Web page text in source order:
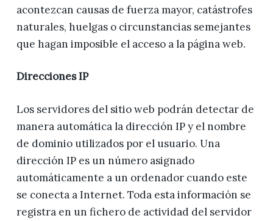
acontezcan causas de fuerza mayor, catástrofes
naturales, huelgas o circunstancias semejantes
que hagan imposible el acceso a la página web.
Direcciones IP
Los servidores del sitio web podrán detectar de
manera automática la dirección IP y el nombre
de dominio utilizados por el usuario. Una
dirección IP es un número asignado
automáticamente a un ordenador cuando este
se conecta a Internet. Toda esta información se
registra en un fichero de actividad del servidor